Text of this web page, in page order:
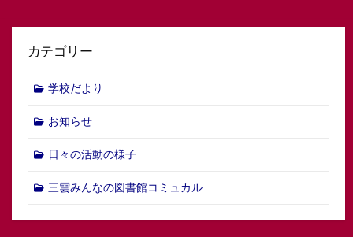
ーカテゴリー
学校だより
お知らせ
日々の活動の様子
三雲みんなの図書館コミュカル